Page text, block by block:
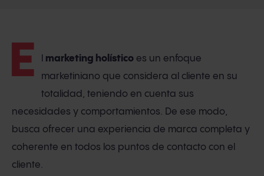
E marketing holístico es un enfoque
marketiniano que considera al cliente en su
totalidad, teniendo en cuenta sus
necesidades y comportamientos. De ese modo,
busca ofrecer una experiencia de marca completa y
coherente en todos los puntos de contacto con el
cliente.